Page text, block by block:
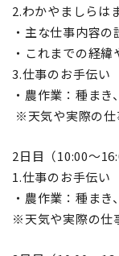
2.わかやま しらは
・主な仕事内容の
・これまでの経
3.仕事のお手伝い
・農作業：種ま
※天気や実際の仕
2日目（10:00～
1.仕事のお手伝い
・農作業：種ま
※天気や実際の仕